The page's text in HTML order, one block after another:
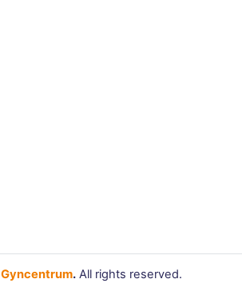
Gyncentrum.All rights reserved.